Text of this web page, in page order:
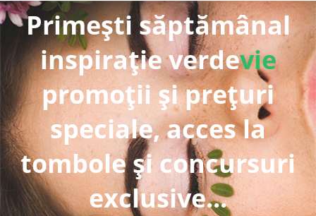
Primești săptămânal
inspirație verdevie
promoții și prețuri
speciale, acces la
tombole și concursuri
exclusive...